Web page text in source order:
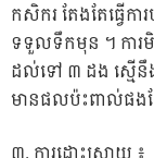
កសិករ តែងតែធ្វើក
ទទួលទឹកមុន ។ ការ
ដល់ទៅ ៣ ដង ស្មើនឹ
មានផលប៉ះពាល់ផង